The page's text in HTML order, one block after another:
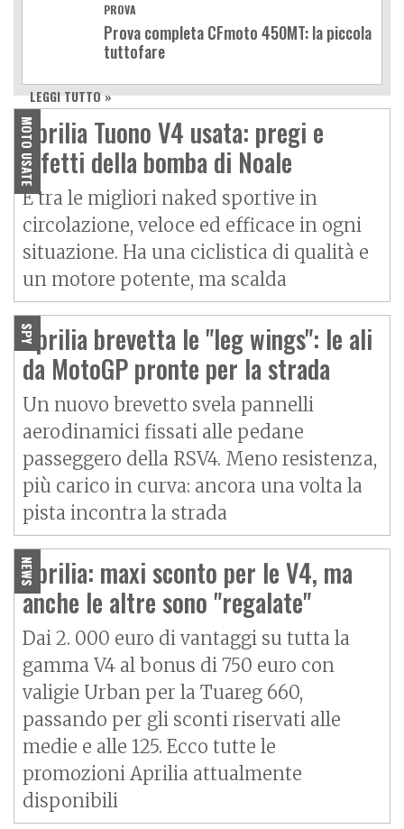
PROVA
Prova completa CFmoto 450MT: la piccola
tuttofare
LEGGI TUTTO »
MOTO USATE
Aprilia Tuono V4 usata: pregi e
difetti della bomba di Noale
È tra le migliori naked sportive in
circolazione, veloce ed efficace in ogni
situazione. Ha una ciclistica di qualità e
un motore potente, ma scalda
SPY
Aprilia brevetta le "leg wings": le ali
da MotoGP pronte per la strada
Un nuovo brevetto svela pannelli
aerodinamici fissati alle pedane
passeggero della RSV4. Meno resistenza,
più carico in curva: ancora una volta la
pista incontra la strada
NEWS
Aprilia: maxi sconto per le V4, ma
anche le altre sono "regalate"
Dai 2. 000 euro di vantaggi su tutta la
gamma V4 al bonus di 750 euro con
valigie Urban per la Tuareg 660,
passando per gli sconti riservati alle
medie e alle 125. Ecco tutte le
promozioni Aprilia attualmente
disponibili